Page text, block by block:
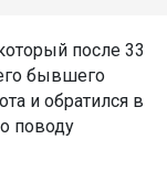
после 33
бывшего
и обратился в
поводу